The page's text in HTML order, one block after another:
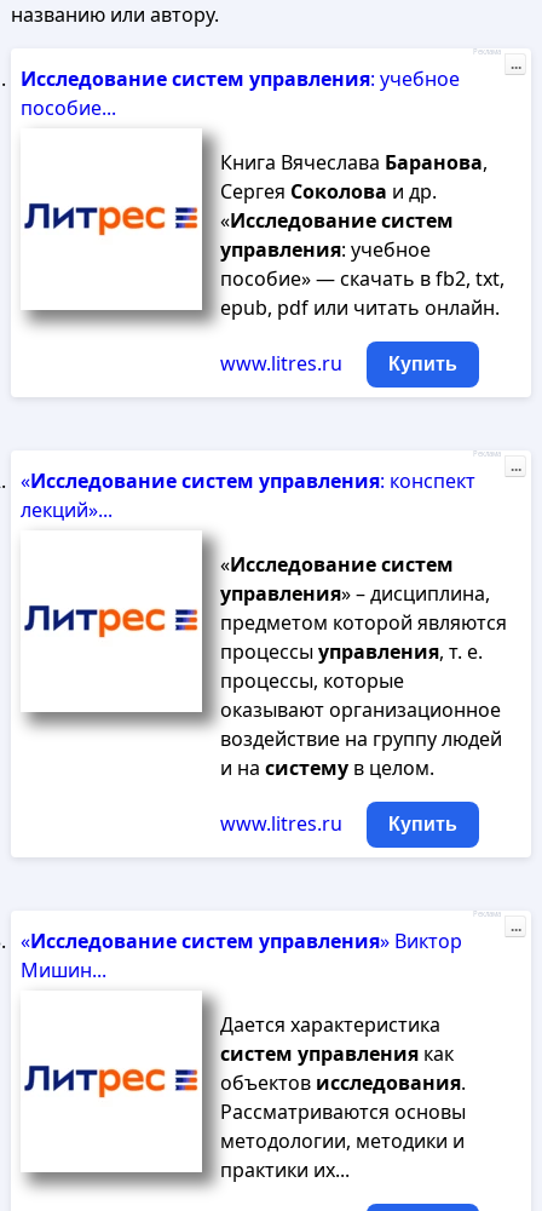
названию или автору.
Исследованиесистем управления: учебное
пособие...
Книга Вячеслава Баранова,
Сергея Соколова и др.
«Исследованиесистем
управления: учебное
пособие» — скачать в fb2, txt,
epub, pdf или читать онлайн.
www.litres.ru Купить
Реклама
...
«Исследованиесистем управления: конспект
лекций»...
«Исследованиесистем
управления» – дисциплина,
предметом которой являются
процессыуправления, т. е.
процессы, которые
оказывают организационное
воздействие на группу людей
и на системув целом.
www.litres.ru Купить
Реклама
...
«Исследованиесистем управления» Виктор
Мишин...
Дается характеристика
систем управлениякак
объектов исследования.
Рассматриваются основы
методологии, методики и
практики их...
Реклама
...